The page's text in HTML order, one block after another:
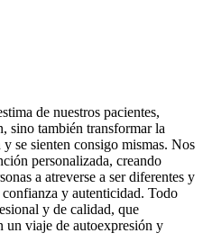
de nuestros pacientes,
sino también transformar la
y se sienten consigo mismas. Nos
personalizada, creando
a atreverse a ser diferentes y
confianza y autenticidad. Todo
y de calidad, que
un viaje de autoexpresión y